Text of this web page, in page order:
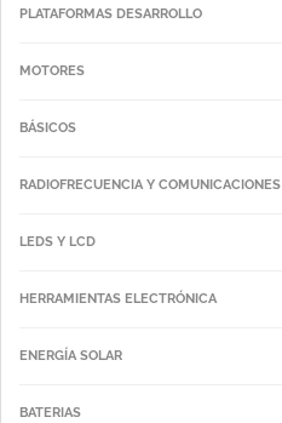
PLATAFORMAS DESARROLLO
MOTORES
BÁSICOS
RADIOFRECUENCIA Y COMUNICACIONES
LEDS Y LCD
HERRAMIENTAS ELECTRÓNICA
ENERGÍA SOLAR
BATERIAS